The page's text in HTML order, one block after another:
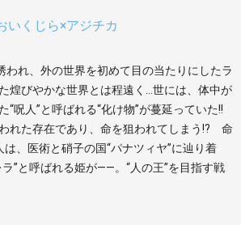
いくじら×アジチカ
われ、外の世界を初めて目の当たりにしたラ
煌びやかな世界とは程遠く…世には、体中が
“呪人”と呼ばれる“化け物”が蔓延っていた!!
れた存在であり、命を狙われてしまう!? 命
、医術と硝子の国“パナツィヤ”に辿り着
ラ”と呼ばれる姫が――。“人の王”を目指す戦